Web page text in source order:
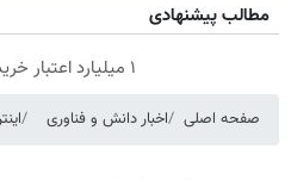
مطالب پیشنهادی
۱ میلیارد اعتبار خرید طلا | بدون ضامن و چک
صفحه اصلی اخبار دانش و فناوری